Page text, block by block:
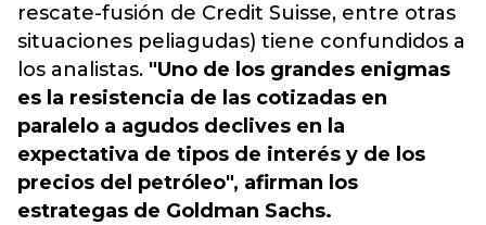
rescate-fusión de Credit Suisse, entre otras
situaciones peliagudas) tiene confundidos a
los analistas. "Uno de los grandes enigmas
es la resistencia de las cotizadas en
paralelo a agudos declives en la
expectativa de tipos de interés y de los
precios del petróleo", afirman los
estrategas de Goldman Sachs.